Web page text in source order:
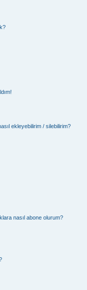
ekleyebilirim / silebilirim?
nasıl abone olurum?